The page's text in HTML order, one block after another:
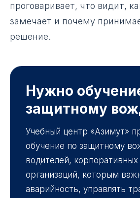
проговаривает, что видит,
замечает и почему
решение.
Нужно
защитному
Учебный центр «Азимут»
обучение по защитному
водителей, корпоративных
организаций, которым
аварийность, управлять